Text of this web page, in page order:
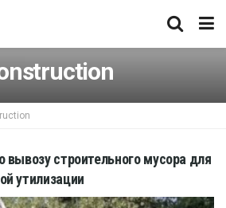
вывозу строительного мусора для
утилизации